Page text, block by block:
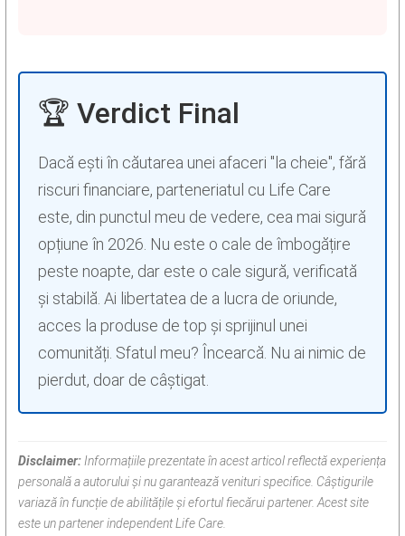
🏆 Verdict Final
Dacă ești în căutarea unei afaceri "la cheie", fără
riscuri financiare, parteneriatul cu Life Care
este, din punctul meu de vedere, cea mai sigură
opțiune în 2026. Nu este o cale de îmbogățire
peste noapte, dar este o cale sigură, verificată
și stabilă. Ai libertatea de a lucra de oriunde,
acces la produse de top și sprijinul unei
comunități. Sfatul meu? Încearcă. Nu ai nimic de
pierdut, doar de câștigat.
Disclaimer: Informațiile prezentate în acest articol reflectă experiența
personală a autorului și nu garantează venituri specifice. Câștigurile
variază în funcție de abilitățile și efortul fiecărui partener. Acest site
este un partener independent Life Care.